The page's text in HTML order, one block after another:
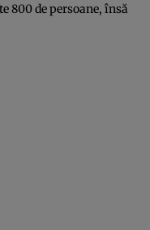
800 de persoane, însă